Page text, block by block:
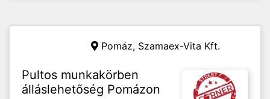
Pomáz, Szamaex-Vita Kft.
Pultos munkakörben
álláslehetőség Pomázon